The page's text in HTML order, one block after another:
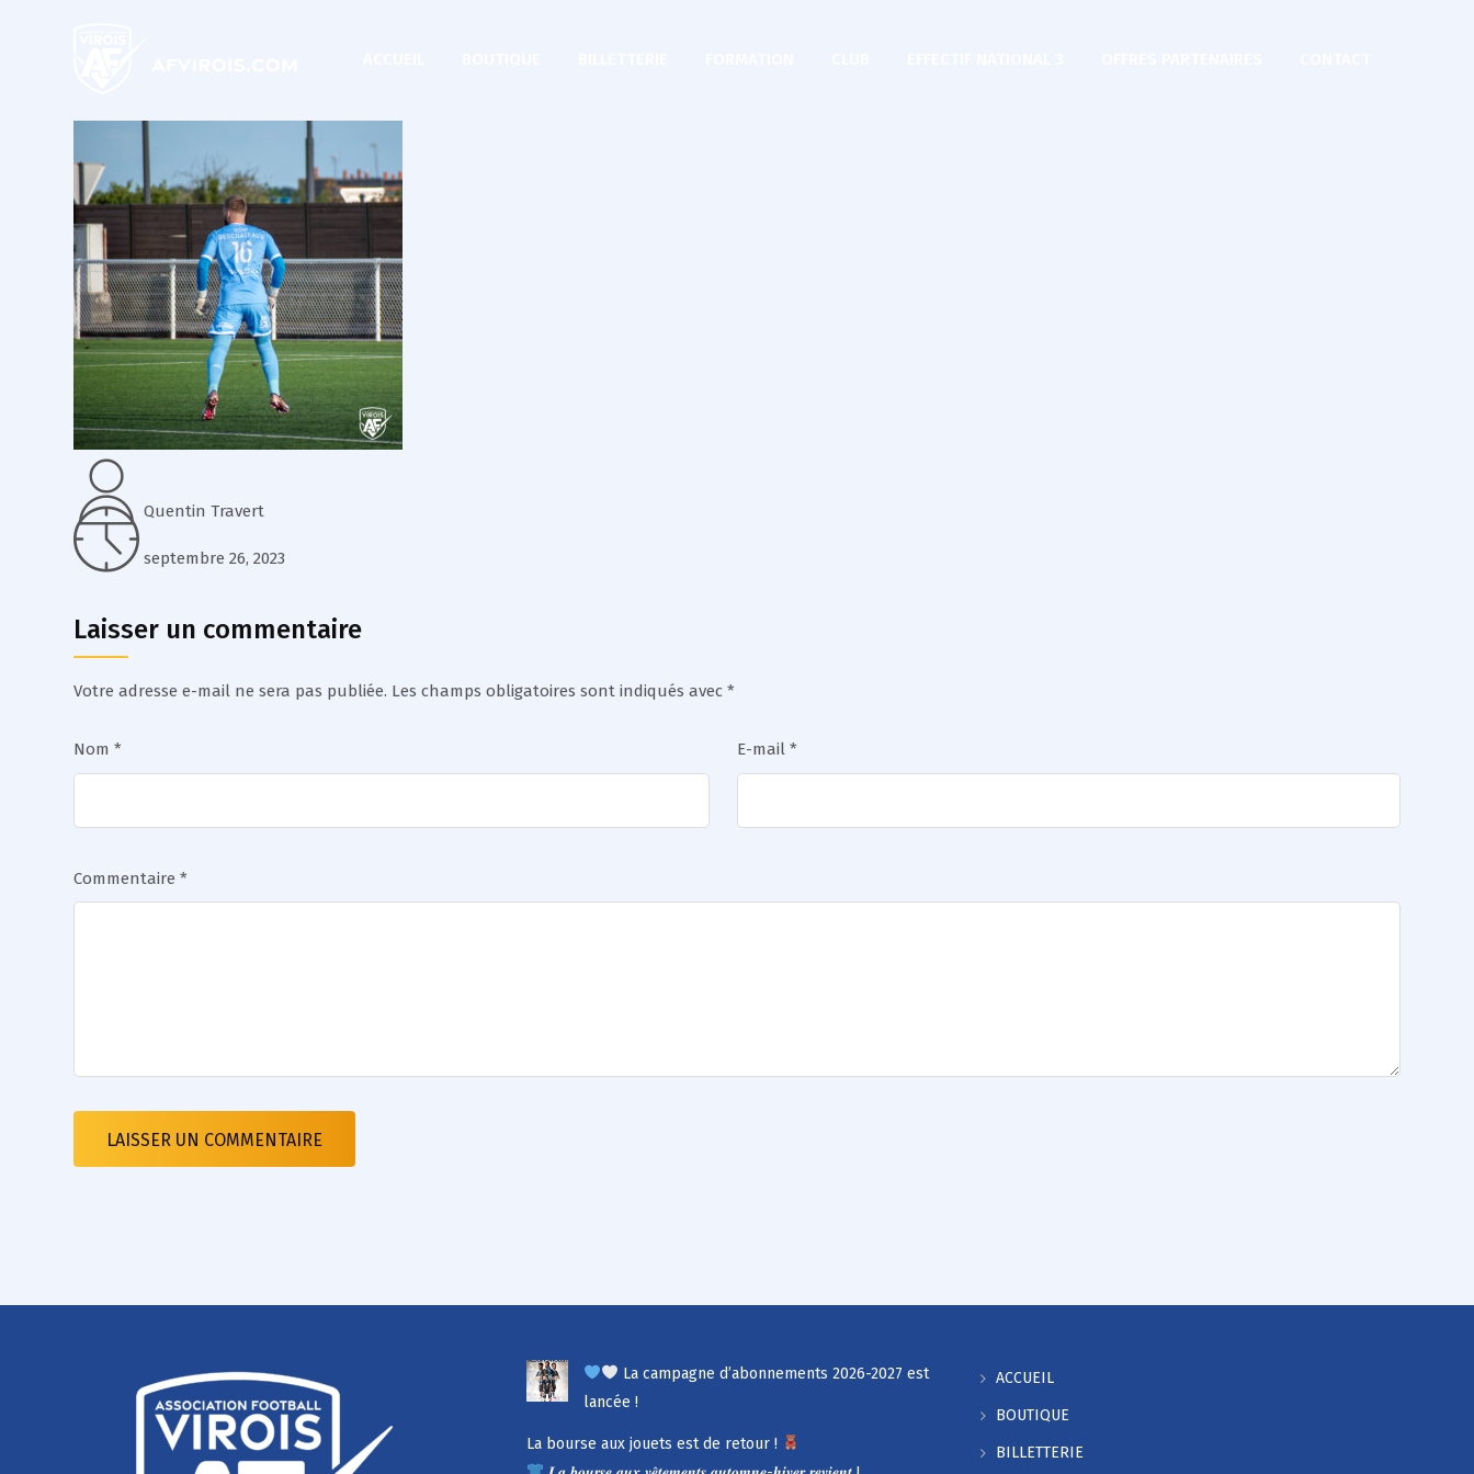
Quentin Travert
septembre 26, 2023
Laisser un commentaire
Votre adresse e-mail ne sera pas publiée. Les champs obligatoires sont indiqués avec *
Nom * E-mail *
Commentaire *
La campagne d’abonnements 2026-2027 est
lancée !
La bourse aux jouets est de retour !
ACCUEIL
BOUTIQUE
BILLETTERIE